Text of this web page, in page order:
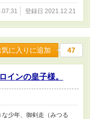
登録日 2021.12.21
気に入りに追加 47
インの皇子様。
少年、御剣走（みつる